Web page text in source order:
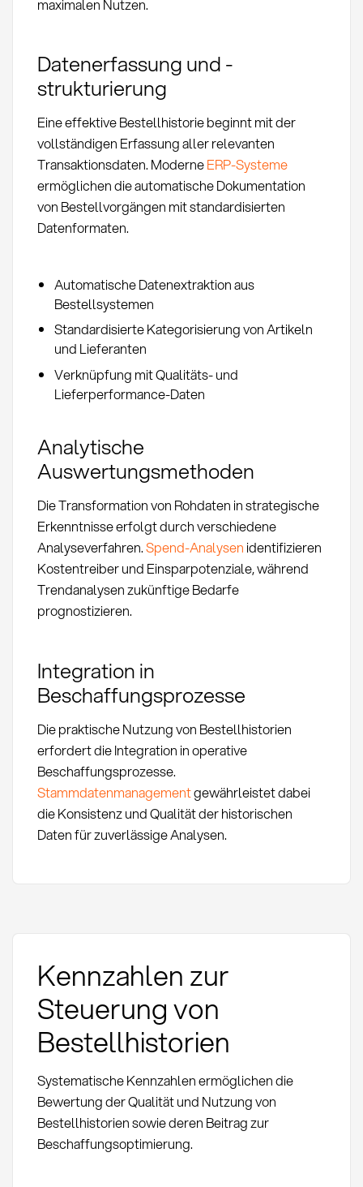
maximalen Nutzen.
Datenerfassung und -
strukturierung
Eine effektive Bestellhistorie beginnt mit der
vollständigen Erfassung aller relevanten
Transaktionsdaten. ModerneERP-Systeme
ermöglichen die automatische Dokumentation
von Bestellvorgängen mit standardisierten
Datenformaten.
Automatische Datenextraktion aus
Bestellsystemen
Standardisierte Kategorisierung von Artikeln
und Lieferanten
Verknüpfung mit Qualitäts- und
Lieferperformance-Daten
Analytische
Auswertungsmethoden
Die Transformation von Rohdaten in strategische
Erkenntnisse erfolgt durch verschiedene
Analyseverfahren.Spend-Analysen identifizieren
Kostentreiber und Einsparpotenziale, während
Trendanalysen zukünftige Bedarfe
prognostizieren.
Integration in
Beschaffungsprozesse
Die praktische Nutzung von Bestellhistorien
erfordert die Integration in operative
Beschaffungsprozesse.
Stammdatenmanagementgewährleistet dabei
die Konsistenz und Qualität der historischen
Daten für zuverlässige Analysen.
Kennzahlen zur
Steuerung von
Bestellhistorien
Systematische Kennzahlen ermöglichen die
Bewertung der Qualität und Nutzung von
Bestellhistorien sowie deren Beitrag zur
Beschaffungsoptimierung.